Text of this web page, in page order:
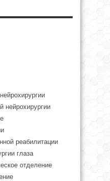
нейрохирургии
реабилитации
глаза
отделение